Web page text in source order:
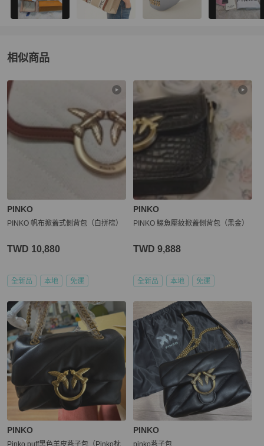
相似商品
更多相似PINKO女包推薦精品
PINKO
PINKO 帆布掀蓋式側背包（白拼棕）
TWD 10,880
全新品 本地 免運
PINKO
PINKO 鱷魚壓紋掀蓋側背包（黑金）
TWD 9,888
全新品 本地 免運
PINKO
Pinko puff黑色羊皮燕子包（Pinko枕
PINKO
pinko燕子包